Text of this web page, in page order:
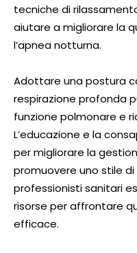
tecniche di
aiutare a migliorare la
l’apnea notturna.
Adottare una postura
respirazione profonda
funzione polmonare e
L’educazione e la
per migliorare la
promuovere uno stile
professionisti sanitari
risorse per affrontare
efficace.